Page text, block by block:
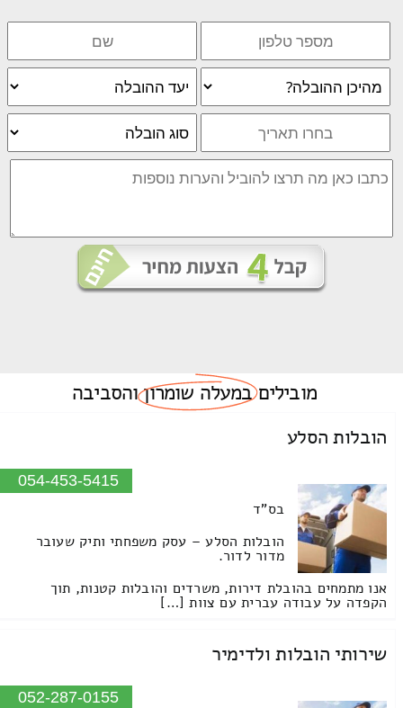
מוביליםבמעלה שומרוןוהסביבה
הובלות הסלע
054-453-5415
בס"ד
הובלות הסלע – עסק משפחתי ותיק שעובר
מדור לדור.
אנו מתמחים בהובלת דירות, משרדים והובלות קטנות, תוך
הקפדה על עבודה עברית עם צוות […]
שירותי הובלות ולדימיר
052-287-0155